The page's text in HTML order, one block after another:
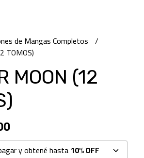
de Mangas Completos
TOMOS)
MOON (12
y obtené hasta 10% OFF